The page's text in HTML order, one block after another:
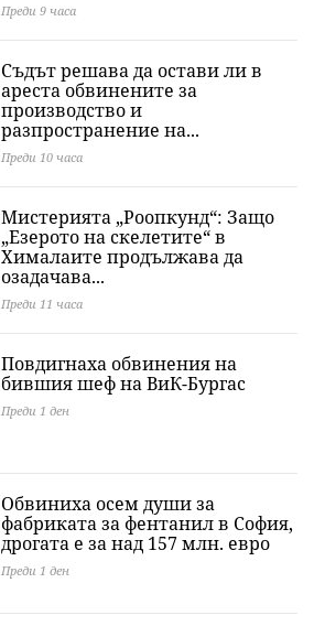
Преди 9 часа
Съдът решава да остави ли в
ареста обвинените за
производство и
разпространение на...
Преди 10 часа
Мистерията „Роопкунд“: Защо
„Езерото на скелетите“ в
Хималаите продължава да
озадачава...
Преди 11 часа
Повдигнаха обвинения на
бившия шеф на ВиК-Бургас
Преди 1 ден
Обвиниха осем души за
фабриката за фентанил в София,
дрогата е за над 157 млн. евро
Преди 1 ден